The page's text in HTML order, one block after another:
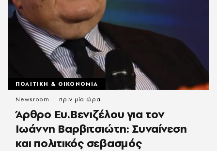
ΠΟΛΙΤΙΚΗ & ΟΙΚΟΝΟΜΙΑ
Άρθρο Ευ.Βενιζέλου για τον
Iωάννη Βαρβιτσιώτη: Συναίνεση
και πολιτικός σεβασμός
Newsroom πριν μία ώρα